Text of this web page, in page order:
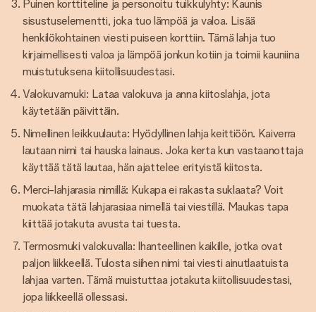
Puinen korttiteline ja personoitu tuikkulyhty: Kaunis
sisustuselementti, joka tuo lämpöä ja valoa. Lisää
henkilökohtainen viesti puiseen korttiin. Tämä lahja tuo
kirjaimellisesti valoa ja lämpöä jonkun kotiin ja toimii kauniina
muistutuksena kiitollisuudestasi.
Valokuvamuki: Lataa valokuva ja anna kiitoslahja, jota
käytetään päivittäin.
Nimellinen leikkuulauta: Hyödyllinen lahja keittiöön. Kaiverra
lautaan nimi tai hauska lainaus. Joka kerta kun vastaanottaja
käyttää tätä lautaa, hän ajattelee erityistä kiitosta.
Merci-lahjarasia nimillä: Kukapa ei rakasta suklaata? Voit
muokata tätä lahjarasiaa nimellä tai viestillä. Maukas tapa
kiittää jotakuta avusta tai tuesta.
Termosmuki valokuvalla: Ihanteellinen kaikille, jotka ovat
paljon liikkeellä. Tulosta siihen nimi tai viesti ainutlaatuista
lahjaa varten. Tämä muistuttaa jotakuta kiitollisuudestasi,
jopa liikkeellä ollessasi.